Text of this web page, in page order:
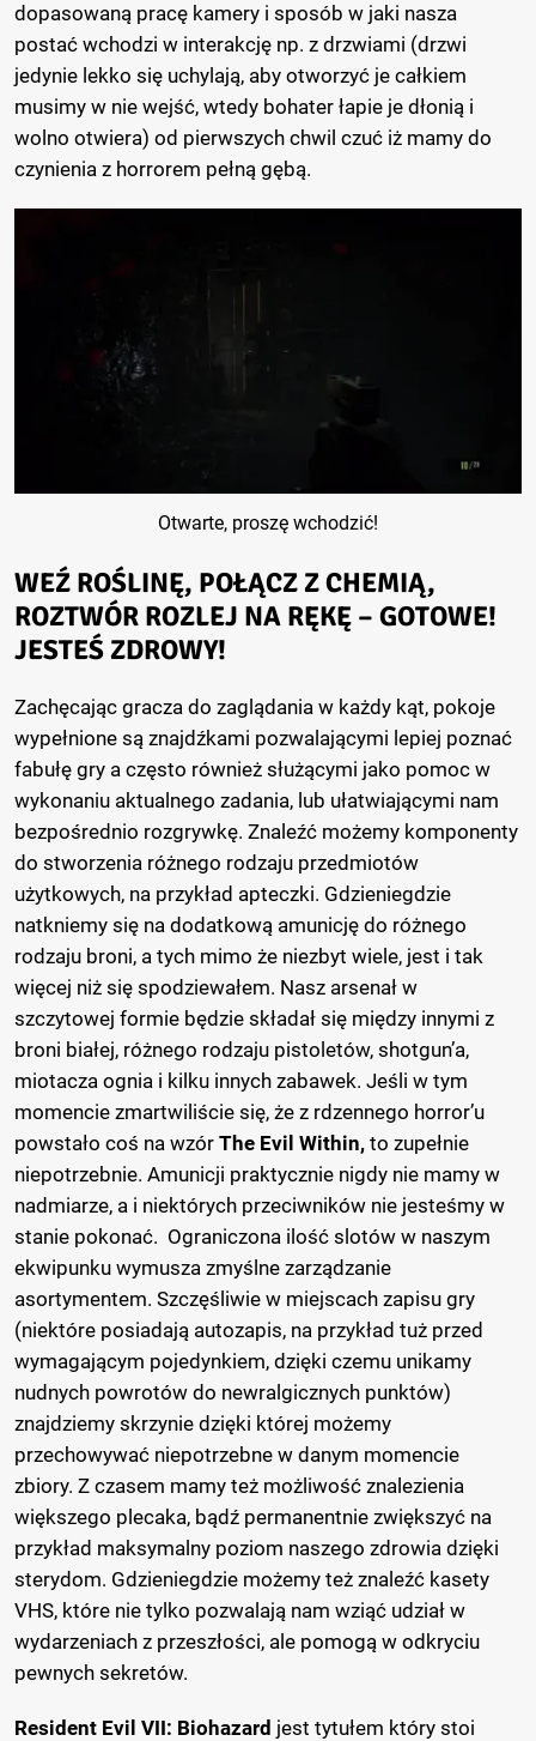
dopasowaną pracę kamery i sposób w jaki nasza
postać wchodzi w interakcję np. z drzwiami (drzwi
jedynie lekko się uchylają, aby otworzyć je całkiem
musimy w nie wejść, wtedy bohater łapie je dłonią i
wolno otwiera) od pierwszych chwil czuć iż mamy do
czynienia z horrorem pełną gębą.
Otwarte, proszę wchodzić!
WEŹ ROŚLINĘ, POŁĄCZ Z CHEMIĄ,
ROZTWÓR ROZLEJ NA RĘKĘ – GOTOWE!
JESTEŚ ZDROWY!
Zachęcając gracza do zaglądania w każdy kąt, pokoje
wypełnione są znajdźkami pozwalającymi lepiej poznać
fabułę gry a często również służącymi jako pomoc w
wykonaniu aktualnego zadania, lub ułatwiającymi nam
bezpośrednio rozgrywkę. Znaleźć możemy komponenty
do stworzenia różnego rodzaju przedmiotów
użytkowych, na przykład apteczki. Gdzieniegdzie
natkniemy się na dodatkową amunicję do różnego
rodzaju broni, a tych mimo że niezbyt wiele, jest i tak
więcej niż się spodziewałem. Nasz arsenał w
szczytowej formie będzie składał się między innymi z
broni białej, różnego rodzaju pistoletów, shotgun’a,
miotacza ognia i kilku innych zabawek. Jeśli w tym
momencie zmartwiliście się, że z rdzennego horror’u
powstało coś na wzór The Evil Within, to zupełnie
niepotrzebnie. Amunicji praktycznie nigdy nie mamy w
nadmiarze, a i niektórych przeciwników nie jesteśmy w
stanie pokonać. Ograniczona ilość slotów w naszym
ekwipunku wymusza zmyślne zarządzanie
asortymentem. Szczęśliwie w miejscach zapisu gry
(niektóre posiadają autozapis, na przykład tuż przed
wymagającym pojedynkiem, dzięki czemu unikamy
nudnych powrotów do newralgicznych punktów)
znajdziemy skrzynie dzięki której możemy
przechowywać niepotrzebne w danym momencie
zbiory. Z czasem mamy też możliwość znalezienia
większego plecaka, bądź permanentnie zwiększyć na
przykład maksymalny poziom naszego zdrowia dzięki
sterydom. Gdzieniegdzie możemy też znaleźć kasety
VHS, które nie tylko pozwalają nam wziąć udział w
wydarzeniach z przeszłości, ale pomogą w odkryciu
pewnych sekretów.
Resident Evil VII: Biohazard jest tytułem który stoi